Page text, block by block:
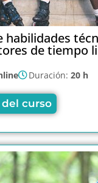
habilidades
de tiempo
Duración: 20 h
curso